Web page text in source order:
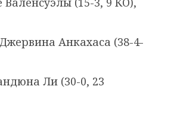
Анкахаса (38-4-
Ли (30-0, 23